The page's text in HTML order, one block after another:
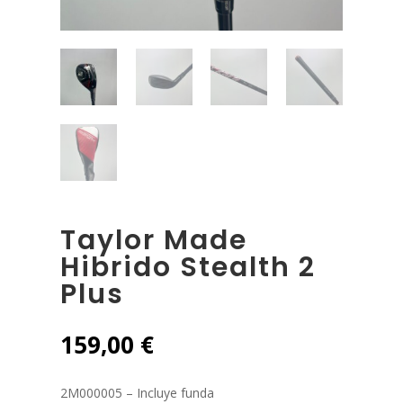
Taylor Made
Hibrido Stealth 2
Plus
159,00 €
2M000005 – Incluye funda